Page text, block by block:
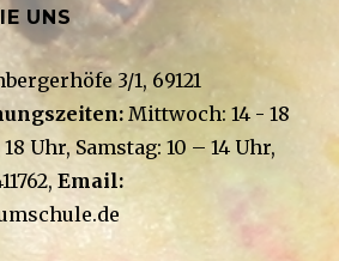
UNS
3/1, 69121
Mittwoch: 14 - 18
Uhr, Samstag: 10 – 14 Uhr,
Email: